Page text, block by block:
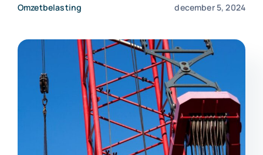
Omzetbelasting december 5, 2024